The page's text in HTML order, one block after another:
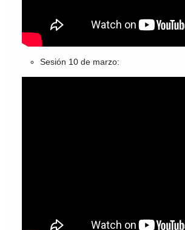
Sesión 10 de marzo: